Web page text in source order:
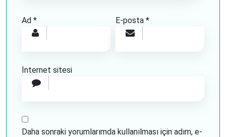
Ad * E-posta*
İnternet sitesi
Daha sonraki yorumlarımda kullanılması için adım, e-